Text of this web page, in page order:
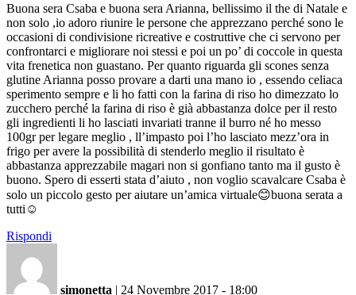
Buona sera Csaba e buona sera Arianna, bellissimo il the di Natale e
non solo ,io adoro riunire le persone che apprezzano perché sono le
occasioni di condivisione ricreative e costruttive che ci servono per
confrontarci e migliorare noi stessi e poi un po’ di coccole in questa
vita frenetica non guastano. Per quanto riguarda gli scones senza
glutine Arianna posso provare a darti una mano io , essendo celiaca
sperimento sempre e li ho fatti con la farina di riso ho dimezzato lo
zucchero perché la farina di riso è già abbastanza dolce per il resto
gli ingredienti li ho lasciati invariati tranne il burro né ho messo
100gr per legare meglio , ll’impasto poi l’ho lasciato mezz’ora in
frigo per avere la possibilità di stenderlo meglio il risultato è
abbastanza apprezzabile magari non si gonfiano tanto ma il gusto è
buono. Spero di esserti stata d’aiuto , non voglio scavalcare Csaba è
solo un piccolo gesto per aiutare un’amica virtuale😊buona serata a
tutti☺️
Rispondi
simonetta | 24 Novembre 2017 - 18:00